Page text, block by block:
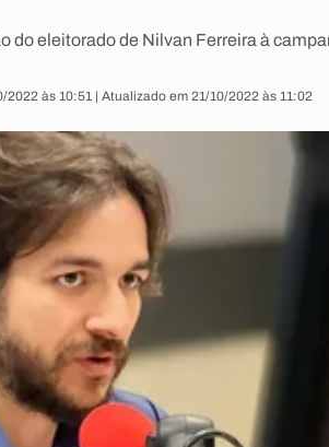
do eleitorado de Nilvan Ferreira à
2022 às 10:51 | Atualizado em 21/10/2022 às 11:02